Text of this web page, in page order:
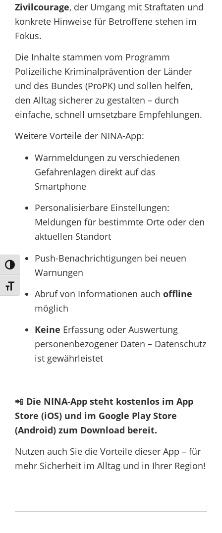
Umschalten auf hohe Kontraste
Schrift vergrößern
Zivilcourage, der Umgang mit Straftaten und
konkrete Hinweise für Betroffene stehen im
Fokus.
Die Inhalte stammen vom Programm
Polizeiliche Kriminalprävention der Länder
und des Bundes (ProPK) und sollen helfen,
den Alltag sicherer zu gestalten – durch
einfache, schnell umsetzbare Empfehlungen.
Weitere Vorteile der NINA-App:
Warnmeldungen zu verschiedenen
Gefahrenlagen direkt auf das
Smartphone
Personalisierbare Einstellungen:
Meldungen für bestimmte Orte oder den
aktuellen Standort
Push-Benachrichtigungen bei neuen
Warnungen
Abruf von Informationen auch offline
möglich
Keine Erfassung oder Auswertung
personenbezogener Daten – Datenschutz
ist gewährleistet
📲 Die NINA-App steht kostenlos im App
Store (iOS) und im Google Play Store
(Android) zum Download bereit.
Nutzen auch Sie die Vorteile dieser App – für
mehr Sicherheit im Alltag und in Ihrer Region!